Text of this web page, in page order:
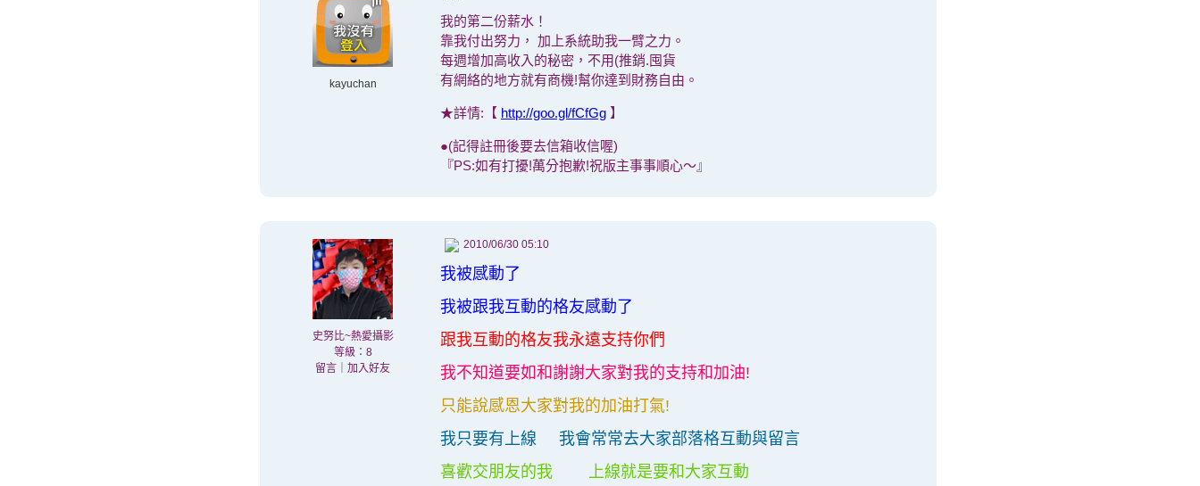
kayuchan
我的第二份薪水！
靠我付出努力， 加上系統助我一臂之力。
每週增加高收入的秘密，不用(推銷.囤貨
有網絡的地方就有商機!幫你達到財務自由。
★詳情:【 http://goo.gl/fCfGg 】
●(記得註冊後要去信箱收信喔)
『PS:如有打擾!萬分抱歉!祝版主事事順心～』
史努比~熱愛攝影
等級：8
留言
加入好友
2010/06/30 05:10
我被感動了
我被跟我互動的格友感動了
跟我互動的格友我永遠支持你們
我不知道要如和謝謝大家對我的支持和加油!
只能說感恩大家對我的加油打氣!
我只要有上線 我會常常去大家部落格互動與留言
喜歡交朋友的我 上線就是要和大家互動